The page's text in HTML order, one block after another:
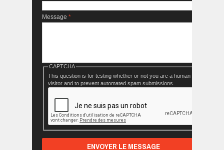
Message *
CAPTCHA
This question is for testing whether or not you are a human
visitor and to prevent automated spam submissions.